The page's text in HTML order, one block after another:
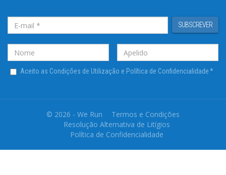
SUBSCREVER
Aceito as Condições de Utilização e Política de Confidencialidade*
© 2026 - We Run
Termos e Condições
Resolução Alternativa de Litígios
Política de Confidencialidade